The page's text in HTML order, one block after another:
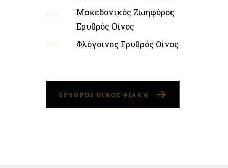
Μακεδονικός Ζωηφόρος
Ερυθρός Οίνος
Φλόγοινος Ερυθρός Οίνος
ΕΡΥΘΡΟΣ ΟΙΝΟΣ ΦΙΑΛΗ